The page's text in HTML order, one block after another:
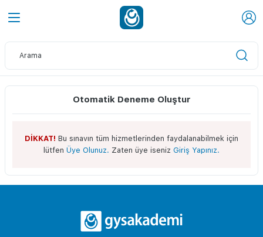
Otomatik Deneme Oluştur
DİKKAT! Bu sınavın tüm hizmetlerinden faydalanabilmek için
lütfen Üye Olunuz. Zaten üye iseniz Giriş Yapınız.